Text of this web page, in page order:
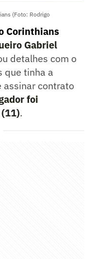
(Foto: Rodrigo
Corinthians
Gabriel
detalhes com o
que tinha a
assinar contrato
foi
.